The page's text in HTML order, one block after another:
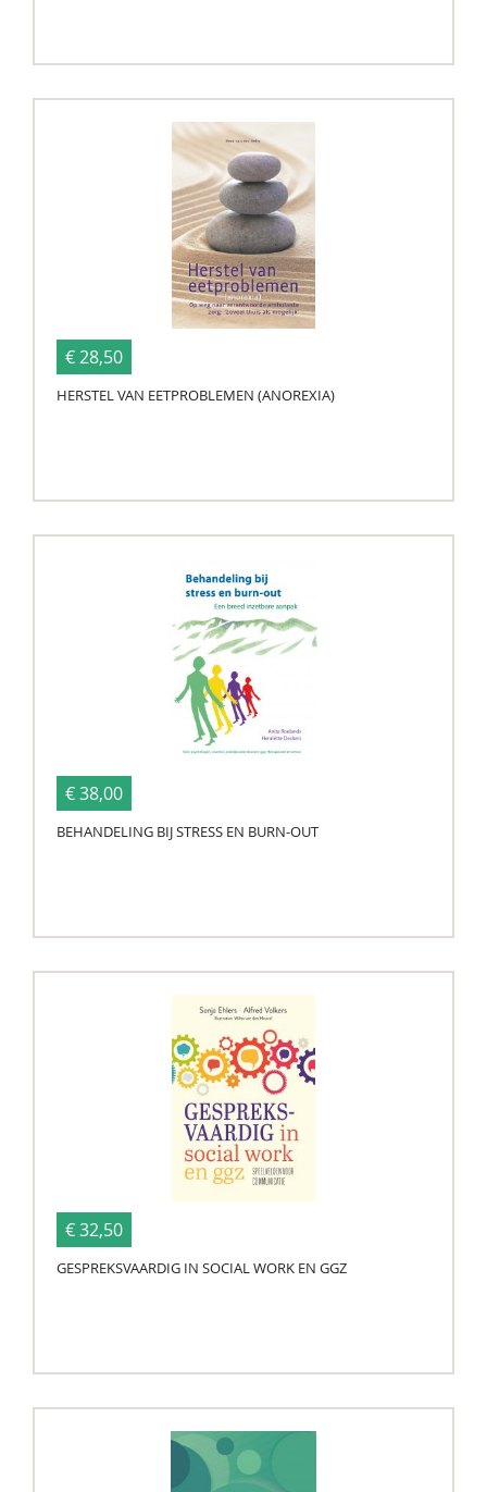
€ 28,50
HERSTEL VAN EETPROBLEMEN (ANOREXIA)
€ 38,00
BEHANDELING BIJ STRESS EN BURN-OUT
€ 32,50
GESPREKSVAARDIG IN SOCIAL WORK EN GGZ